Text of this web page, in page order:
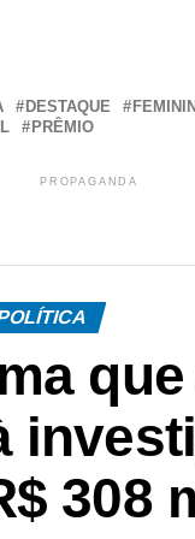
DESTAQUE
PRÊMIO
PROPAGANDA
308